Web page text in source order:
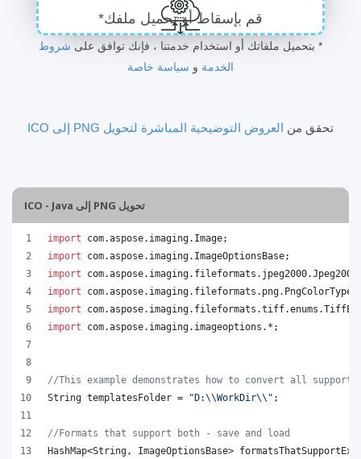
قم بإسقاط أو تحميل ملفك*
* بتحميل ملفاتك أو استخدام خدمتنا ، فإنك توافق على شروط
الخدمة و سياسة خاصة
تحقق من العروض التوضيحية المباشرة لتحويل PNG إلى ICO
تحويل PNG إلى ICO - Java
import com.aspose. imaging. Image;
import
com.aspose. imaging. ImageOptionsBase;
import
com.aspose. imaging. fileformats . jpeg2000.
import
com.aspose. imaging. fileformats . png. PngColorType
import
com.aspose. imaging. fileformats .tiff.enums .
import
com.aspose. imaging. imageoptions .*;
//This example demonstrates how to convert all
String templatesFolder = "D:\\WorkDir\\ " ;
//Formats that support both - save and load
HashMap<String , ImageOptionsBase>